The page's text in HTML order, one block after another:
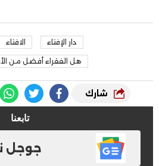
دار الإفتاء الافتاء
هل الفقراء أفضل من
شارك
تابعنا
جوجل